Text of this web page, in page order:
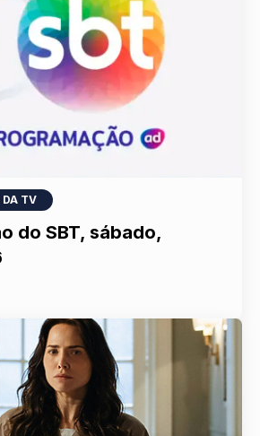
DA TV
do SBT, sábado,